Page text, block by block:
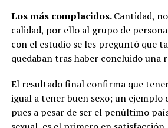
Los más complacidos.Cantidad,
calidad, por ello al grupo de
con el estudio se les preguntó que
quedaban tras haber concluido una
El resultado final confirma que
igual a tener buen sexo; un ejemplo
pues a pesar de ser el penúltimo